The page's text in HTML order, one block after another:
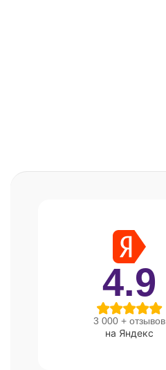
4.9
3 000 + отзывов
на Яндекс